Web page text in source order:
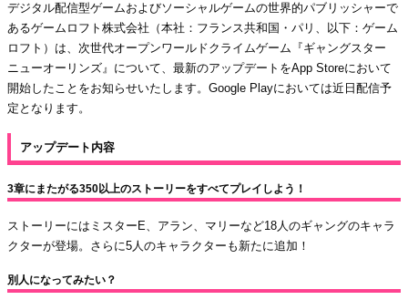
デジタル配信型ゲームおよびソーシャルゲームの世界的パブリッシャーで
あるゲームロフト株式会社（本社：フランス共和国・パリ、以下：ゲーム
ロフト）は、次世代オープンワールドクライムゲーム『ギャングスター
ニューオーリンズ』について、最新のアップデートをApp Storeにおいて
開始したことをお知らせいたします。Google Playにおいては近日配信予
定となります。
アップデート内容
3章にまたがる350以上のストーリーをすべてプレイしよう！
ストーリーにはミスターE、アラン、マリーなど18人のギャングのキャラ
クターが登場。さらに5人のキャラクターも新たに追加！
別人になってみたい？